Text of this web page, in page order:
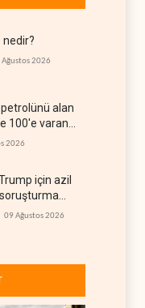
nedir?
Ağustos 2026
alan
100'e varan
2026
için azil
09 Ağustos 2026